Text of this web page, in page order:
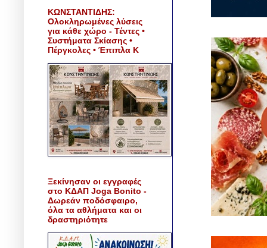
ΚΩΝΣΤΑΝΤΙΔΗΣ:
Ολοκληρωμένες λύσεις
για κάθε χώρο - Τέντες •
Συστήματα Σκίασης •
Πέργκολες • Έπιπλα Κ
Ξεκίνησαν οι εγγραφές
στο ΚΔΑΠ Joga Bonito -
Δωρεάν ποδόσφαιρο,
όλα τα αθλήματα και οι
δραστηριότητε